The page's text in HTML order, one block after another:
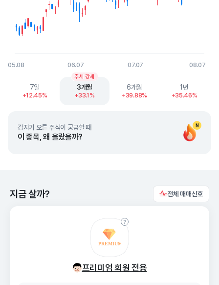
05.08 06.07 07.07 08.07
End of interactive chart.
7일
+12.45%
3개월
+33.1%
추세 강세
6개월
+39.88%
1년
+35.46%
N
갑자기 오른 주식이 궁금할 때
이 종목, 왜 올랐을까?
지금 살까? 전체 매매신호
프리미엄 회원 전용
26. 08/09